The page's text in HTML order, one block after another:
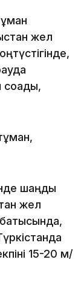
жел
шаңды
жел
батысында,
15-20 м/